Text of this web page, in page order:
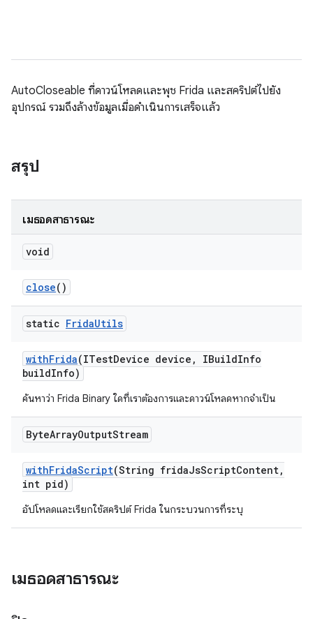
AutoCloseable ที่ดาวน์โหลดและพุช Frida และสคริปต์ไปยัง
อุปกรณ์ รวมถึงล้างข้อมูลเมื่อดำเนินการเสร็จแล้ว
สรุป
เมธอดสาธารณะ
void
close()
static FridaUtils
withFrida(ITestDevice device , IBuildInfo
buildInfo)
ค้นหาว่า Frida Binary ใดที่เราต้องการและดาวน์โหลดหากจำเป็น
ByteArrayOutputStream
withFridaScript(String fridaJsScriptContent,
int pid)
อัปโหลดและเรียกใช้สคริปต์ Frida ในกระบวนการที่ระบุ
เมธอดสาธารณะ